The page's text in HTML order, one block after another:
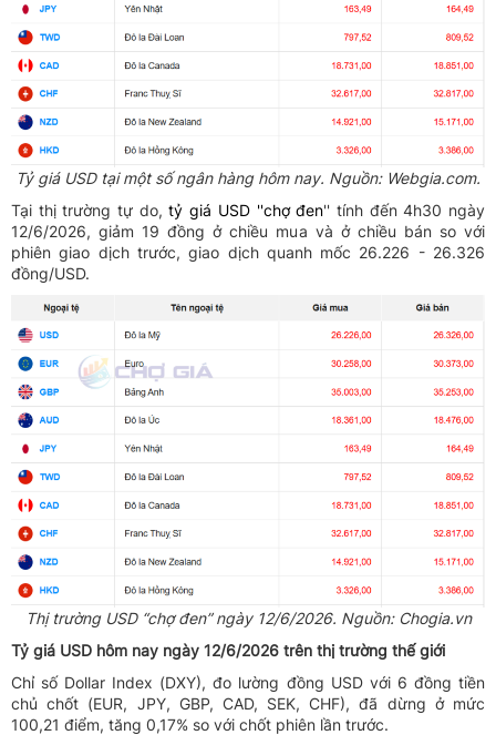
Tỷ giá USD tại một số ngân hàng hôm nay. Nguồn: Webgia.com.
Tại thị trường tự do,tỷ giá USD ''chợ đen'' tính đến 4h30 ngày
12/6/2026, giảm 19 đồng ở chiều mua và ở chiều bán so với
phiên giao dịch trước, giao dịch quanh mốc 26.226 - 26.326
đồng/USD.
Thị trường USD “chợ đen” ngày 12/6/2026. Nguồn: Chogia.vn
Tỷ giá USD hôm nay ngày 12/6/2026 trên thị trường thế giới
Chỉ số Dollar Index (DXY), đo lường đồng USD với 6 đồng tiền
chủ chốt (EUR, JPY, GBP, CAD, SEK, CHF), đã dừng ở mức
100,21 điểm, tăng 0,17% so với chốt phiên lần trước.